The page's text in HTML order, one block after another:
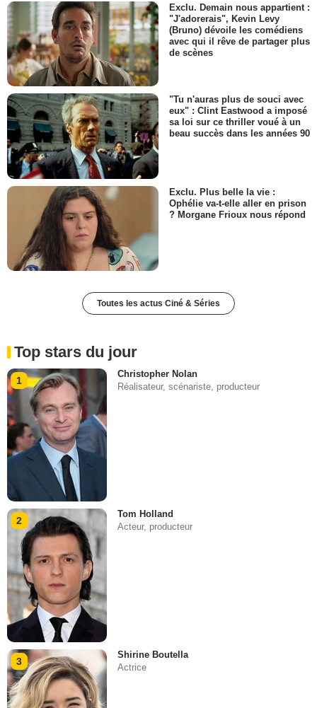
Exclu. Demain nous appartient :
"J'adorerais", Kevin Levy
(Bruno) dévoile les comédiens
avec qui il rêve de partager plus
de scènes
"Tu n'auras plus de souci avec
eux" : Clint Eastwood a imposé
sa loi sur ce thriller voué à un
beau succès dans les années 90
Exclu. Plus belle la vie :
Ophélie va-t-elle aller en prison
? Morgane Frioux nous répond
Toutes les actus Ciné & Séries
Top stars du jour
1
Christopher Nolan
Réalisateur, scénariste, producteur
2
Tom Holland
Acteur, producteur
3
Shirine Boutella
Actrice